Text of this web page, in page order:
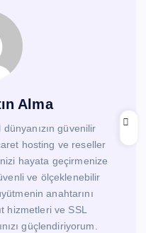
Alma
güvenilir
hosting ve reseller
hayata geçirmenize
ve ölçeklenebilir
anahtarını
hizmetleri ve SSL
güçlendiriyorum.